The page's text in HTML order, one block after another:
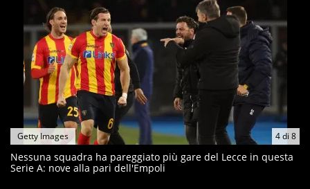
4di 8
Getty Images
Nessuna squadra ha pareggiato più gare del Lecce in questa
Serie A: nove alla pari dell'Empoli